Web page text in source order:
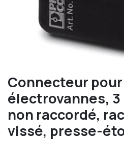
Connecteur pour
électrovannes, 3
non raccordé,
vissé, presse-